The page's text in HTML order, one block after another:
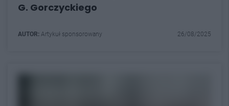
G. Gorczyckiego
AUTOR: Artykuł sponsorowany 26/08/2025